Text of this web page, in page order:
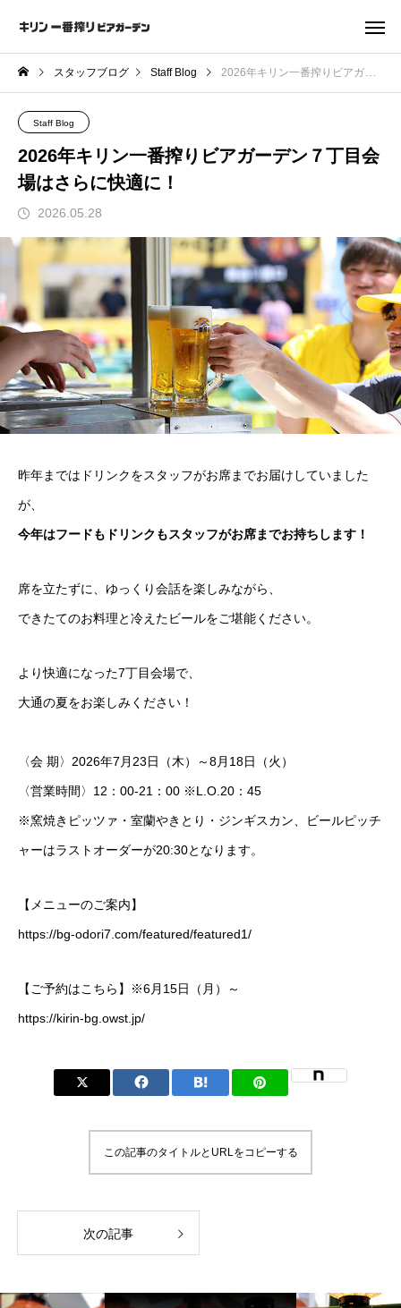
スタッフブログ Staff Blog 2026年キリン一番搾りビアガーデン７丁目会場はさらに快適に！
Staff Blog
2026年キリン一番搾りビアガーデン７丁目会
場はさらに快適に！
2026.05.28
昨年まではドリンクをスタッフがお席までお届けしていました
が、
今年はフードもドリンクもスタッフがお席までお持ちします！
席を立たずに、ゆっくり会話を楽しみながら、
できたてのお料理と冷えたビールをご堪能ください。
より快適になった7丁目会場で、
大通の夏をお楽しみください！
〈会 期〉2026年7月23日（木）～8月18日（火）
〈営業時間〉12：00-21：00 ※L.O.20：45
※窯焼きピッツァ・室蘭やきとり・ジンギスカン、ビールピッチ
ャーはラストオーダーが20:30となります。
【メニューのご案内】
https://bg-odori7.com/featured/featured1/
【ご予約はこちら】※6月15日（月）～
https://kirin-bg.owst.jp/
この記事のタイトルとURLをコピーする
次の記事